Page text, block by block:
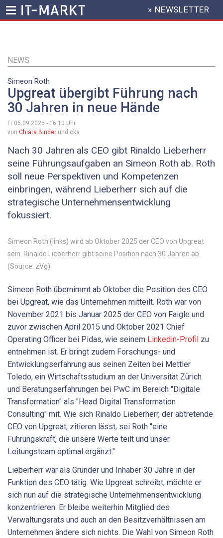
Inhalt
HEADER
MENU
» NEWSLETTER
NEWS
Simeon Roth
Upgreat übergibt Führung nach
30 Jahren in neue Hände
Fr 05.09.2025 - 16:13 Uhr
von Chiara Binder und cka
Nach 30 Jahren als CEO gibt Rinaldo Lieberherr
seine Führungsaufgaben an Simeon Roth ab. Roth
soll neue Perspektiven und Kompetenzen
einbringen, während Lieberherr sich auf die
strategische Unternehmensentwicklung
fokussiert.
Simeon Roth (links) wird ab Oktober 2025 der CEO von Upgreat
sein. Rinaldo Lieberherr gibt seine Position nach 30 Jahren ab.
(Source: zVg)
Simeon Roth übernimmt ab Oktober die Position des CEO
bei Upgreat, wie das Unternehmen mitteilt. Roth war von
November 2021 bis Januar 2025 der CEO von Faigle und
zuvor zwischen April 2015 und Oktober 2021 Chief
Operating Officer bei Pidas, wie seinem Linkedin-Profil zu
entnehmen ist. Er bringt zudem Forschungs- und
Entwicklungserfahrung aus seinen Zeiten bei Mettler
Toledo, ein Wirtschaftsstudium an der Universität Zürich
und Beratungserfahrungen bei PwC im Bereich "Digitale
Transformation" als "Head Digital Transformation
Consulting" mit. Wie sich Rinaldo Lieberherr, der abtretende
CEO von Upgreat, zitieren lässt, sei Roth "eine
Führungskraft, die unsere Werte teilt und unser
Leitungsteam optimal ergänzt."
Lieberherr war als Gründer und Inhaber 30 Jahre in der
Funktion des CEO tätig. Wie Upgreat schreibt, möchte er
sich nun auf die strategische Unternehmensentwicklung
konzentrieren. Er bleibe weiterhin Mitglied des
Verwaltungsrats und auch an den Besitzverhältnissen am
Unternehmen ändere sich nichts. Die Wahl von Simeon Roth